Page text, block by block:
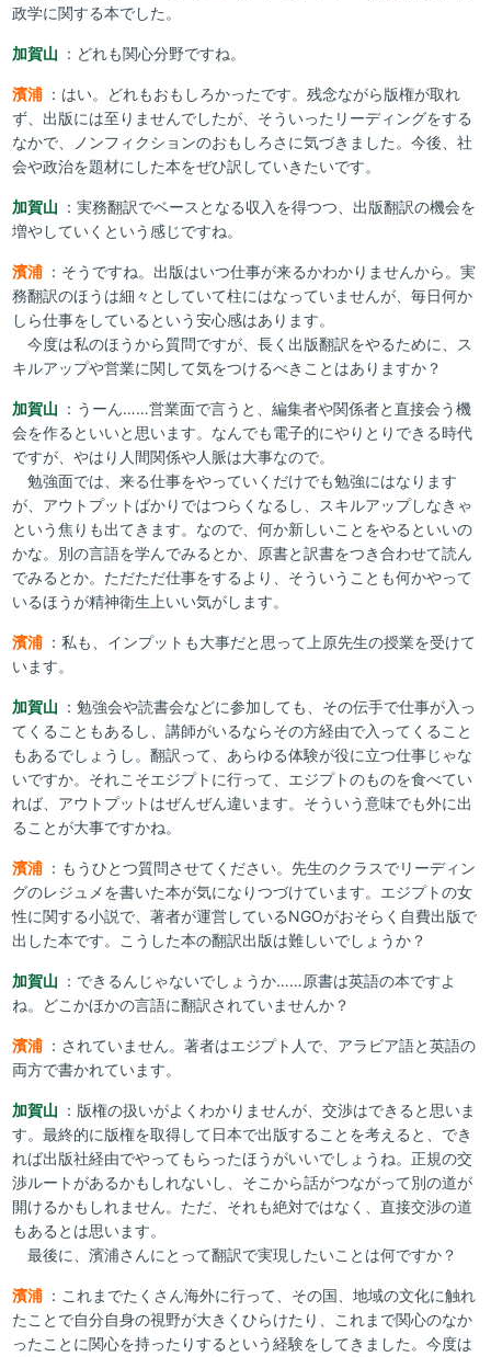
政学に関する本でした。
加賀山 ：どれも関心分野ですね。
濱浦 ：はい。どれもおもしろかったです。残念ながら版権が取れ
ず、出版には至りませんでしたが、そういったリーディングをする
なかで、ノンフィクションのおもしろさに気づきました。今後、社
会や政治を題材にした本をぜひ訳していきたいです。
加賀山 ：実務翻訳でベースとなる収入を得つつ、出版翻訳の機会を
増やしていくという感じですね。
濱浦 ：そうですね。出版はいつ仕事が来るかわかりませんから。実
務翻訳のほうは細々としていて柱にはなっていませんが、毎日何か
しら仕事をしているという安心感はあります。
今度は私のほうから質問ですが、長く出版翻訳をやるために、ス
キルアップや営業に関して気をつけるべきことはありますか？
加賀山 ：うーん……営業面で言うと、編集者や関係者と直接会う機
会を作るといいと思います。なんでも電子的にやりとりできる時代
ですが、やはり人間関係や人脈は大事なので。
勉強面では、来る仕事をやっていくだけでも勉強にはなります
が、アウトプットばかりではつらくなるし、スキルアップしなきゃ
という焦りも出てきます。なので、何か新しいことをやるといいの
かな。別の言語を学んでみるとか、原書と訳書をつき合わせて読ん
でみるとか。ただただ仕事をするより、そういうことも何かやって
いるほうが精神衛生上いい気がします。
濱浦 ：私も、インプットも大事だと思って上原先生の授業を受けて
います。
加賀山 ：勉強会や読書会などに参加しても、その伝手で仕事が入っ
てくることもあるし、講師がいるならその方経由で入ってくること
もあるでしょうし。翻訳って、あらゆる体験が役に立つ仕事じゃな
いですか。それこそエジプトに行って、エジプトのものを食べてい
れば、アウトプットはぜんぜん違います。そういう意味でも外に出
ることが大事ですかね。
濱浦 ：もうひとつ質問させてください。先生のクラスでリーディン
グのレジュメを書いた本が気になりつづけています。エジプトの女
性に関する小説で、著者が運営しているNGOがおそらく自費出版で
出した本です。こうした本の翻訳出版は難しいでしょうか？
加賀山 ：できるんじゃないでしょうか……原書は英語の本ですよ
ね。どこかほかの言語に翻訳されていませんか？
濱浦 ：されていません。著者はエジプト人で、アラビア語と英語の
両方で書かれています。
加賀山 ：版権の扱いがよくわかりませんが、交渉はできると思いま
す。最終的に版権を取得して日本で出版することを考えると、でき
れば出版社経由でやってもらったほうがいいでしょうね。正規の交
渉ルートがあるかもしれないし、そこから話がつながって別の道が
開けるかもしれません。ただ、それも絶対ではなく、直接交渉の道
もあるとは思います。
最後に、濱浦さんにとって翻訳で実現したいことは何ですか？
濱浦 ：これまでたくさん海外に行って、その国、地域の文化に触れ
たことで自分自身の視野が大きくひらけたり、これまで関心のなか
ったことに関心を持ったりするという経験をしてきました。今度は